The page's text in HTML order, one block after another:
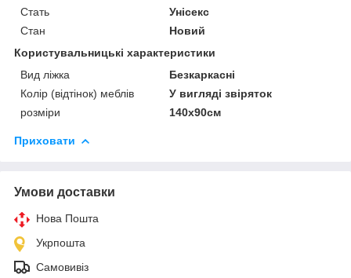
Стать
Унісекс
Стан
Новий
Користувальницькі характеристики
Вид ліжка
Безкаркасні
Колір (відтінок) меблів
У вигляді звіряток
розміри
140х90см
Приховати
Умови доставки
Нова Пошта
Укрпошта
Самовивіз